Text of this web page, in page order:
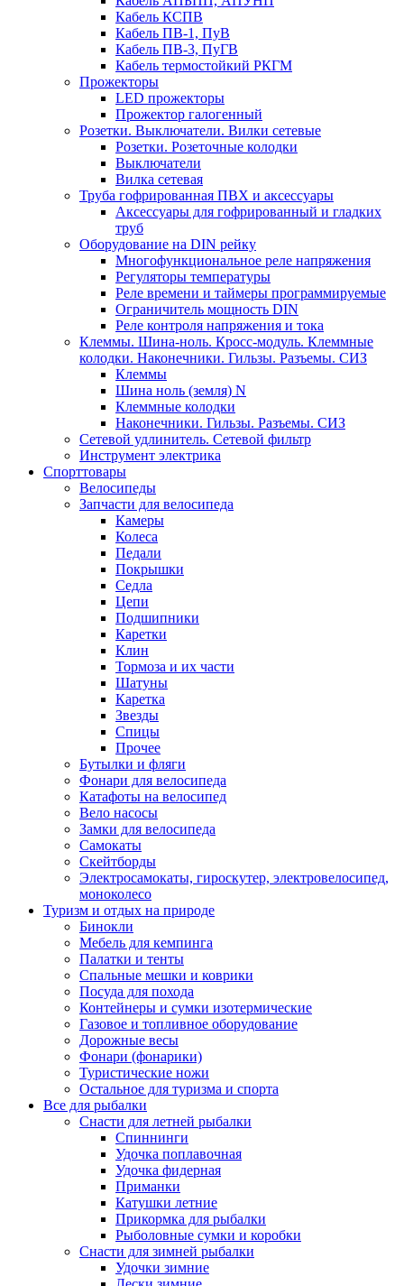
Кабель КСПВ
Кабель ПВ-1, ПуВ
Кабель ПВ-3, ПуГВ
Кабель термостойкий РКГМ
Прожекторы
LED прожекторы
Прожектор галогенный
Розетки. Выключатели. Вилки сетевые
Розетки. Розеточные колодки
Выключатели
Вилка сетевая
Труба гофрированная ПВХ и аксессуары
Аксессуары для гофрированный и гладких
труб
Оборудование на DIN рейку
Многофункциональное реле напряжения
Регуляторы температуры
Реле времени и таймеры программируемые
Ограничитель мощность DIN
Реле контроля напряжения и тока
Клеммы. Шина-ноль. Кросс-модуль. Клеммные
колодки. Наконечники. Гильзы. Разъемы. СИЗ
Клеммы
Шина ноль (земля) N
Клеммные колодки
Наконечники. Гильзы. Разъемы. СИЗ
Сетевой удлинитель. Сетевой фильтр
Инструмент электрика
Спорттовары
Велосипеды
Запчасти для велосипеда
Камеры
Колеса
Педали
Покрышки
Седла
Цепи
Подшипники
Каретки
Клин
Тормоза и их части
Шатуны
Каретка
Звезды
Спицы
Прочее
Бутылки и фляги
Фонари для велосипеда
Катафоты на велосипед
Вело насосы
Замки для велосипеда
Самокаты
Скейтборды
Электросамокаты, гироскутер, электровелосипед,
моноколесо
Туризм и отдых на природе
Бинокли
Мебель для кемпинга
Палатки и тенты
Спальные мешки и коврики
Посуда для похода
Контейнеры и сумки изотермические
Газовое и топливное оборудование
Дорожные весы
Фонари (фонарики)
Туристические ножи
Остальное для туризма и спорта
Все для рыбалки
Снасти для летней рыбалки
Спиннинги
Удочка поплавочная
Удочка фидерная
Приманки
Катушки летние
Прикормка для рыбалки
Рыболовные сумки и коробки
Снасти для зимней рыбалки
Удочки зимние